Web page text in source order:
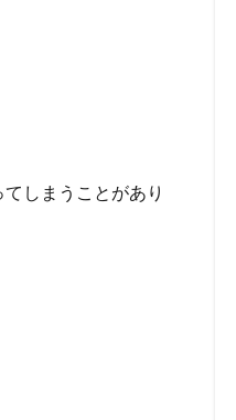
しまうことがあり